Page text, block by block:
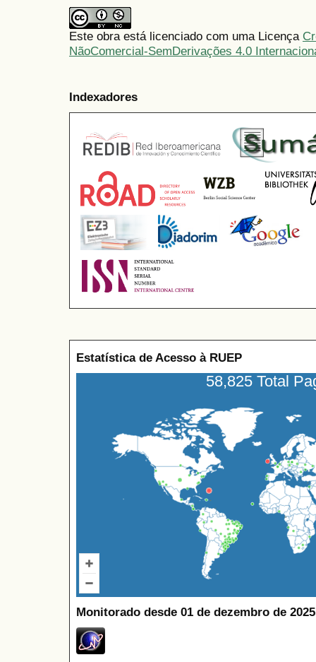
Este obra está licenciado com uma Licença
NãoComercial-SemDerivações 4.0
Indexadores
Estatística de Acesso à RUEP
58,825 Total
Monitorado desde 01 de dezembro de